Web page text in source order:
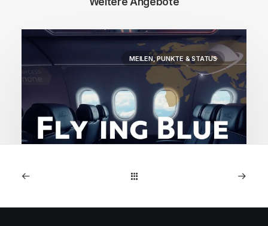
MEILEN, PUNKTE & STATUS
2. Dezember 2025